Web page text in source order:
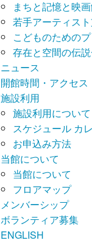
まちと記憶と映
若手アーティス
こどものための
存在と空間の伝
ニュース
開館時間・アクセス
施設利用
施設利用について
スケジュール カ
お申込み方法
当館について
当館について
フロアマップ
メンバーシップ
ボランティア募集
ENGLISH